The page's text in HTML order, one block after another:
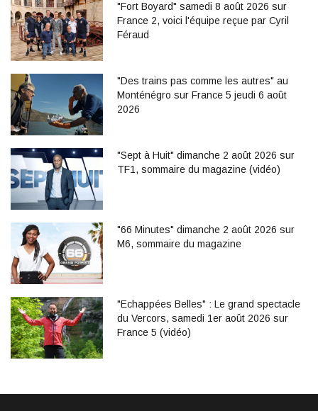
"Fort Boyard" samedi 8 août 2026 sur
France 2, voici l'équipe reçue par Cyril
Féraud
"Des trains pas comme les autres" au
Monténégro sur France 5 jeudi 6 août
2026
"Sept à Huit" dimanche 2 août 2026 sur
TF1, sommaire du magazine (vidéo)
"66 Minutes" dimanche 2 août 2026 sur
M6, sommaire du magazine
"Echappées Belles" : Le grand spectacle
du Vercors, samedi 1er août 2026 sur
France 5 (vidéo)